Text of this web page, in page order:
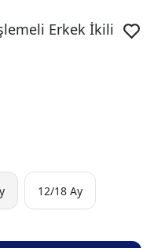
Erkek İkili
12/18 Ay